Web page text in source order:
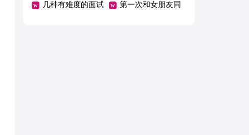
报告 有哪些
几种有难度的面试 第一次和女朋友同